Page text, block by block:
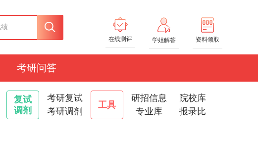
在线测评 学姐解答 资料领取
考研问答
复试
调剂
考研复试
考研调剂
工具
研招信息
院校库
专业库
报录比